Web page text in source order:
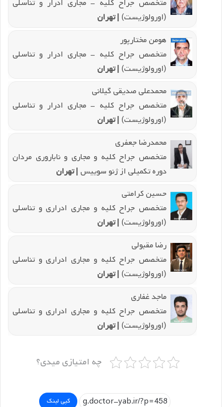
متخصص جراح کلیه - مجاری ادرار و تناسلی
(اورولوژیست) | تهران
هومن مختارپور
متخصص جراح کلیه - مجاری ادرار و تناسلی
(اورولوژیست) | تهران
محمدعلی صدیقی گیلانی
متخصص جراح کلیه - مجاری ادرار و تناسلی
(اورولوژیست) | تهران
محمدرضا جعفری
متخصص جراح کلیه و مجاری و ناباروری مردان
دوره تکمیلی از ژنو سوییس | تهران
حسین کرامتی
متخصص جراح کلیه و مجاری ادراری و تناسلی
(اورولوژیست) | تهران
رضا مقبولی
متخصص جراح کلیه و مجاری ادراری و تناسلی
(اورولوژیست) | تهران
ماجد غفاری
متخصص جراح کلیه و مجاری ادراری و تناسلی
(اورولوژیست) | تهران
چه امتیازی میدی؟
کپی لینک